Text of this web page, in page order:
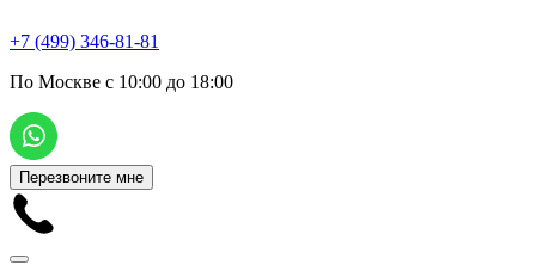
+7 (499) 346-81-81
По Москве с 10:00 до 18:00
Перезвоните мне